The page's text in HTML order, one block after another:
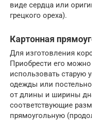
виде сердца или
грецкого ореха).
Картонная
Для изготовления
Приобрести его
использовать старую
одежды или
от длины и ширины
соответствующие
прямоугольную